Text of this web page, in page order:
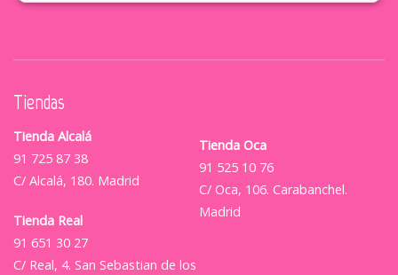
Tiendas
Tienda Alcalá
91 725 87 38
C/ Alcalá, 180. Madrid
Tienda Real
91 651 30 27
C/ Real, 4. San Sebastian de los
Tienda Oca
91 525 10 76
C/ Oca, 106. Carabanchel.
Madrid